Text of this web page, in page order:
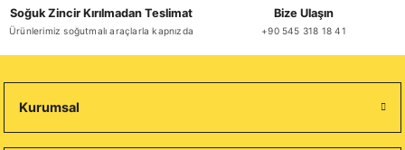
Soğuk Zincir Kırılmadan Teslimat
Ürünlerimiz soğutmalı araçlarla kapnızda
Bize Ulaşın
+90 545 318 18 41
Kurumsal